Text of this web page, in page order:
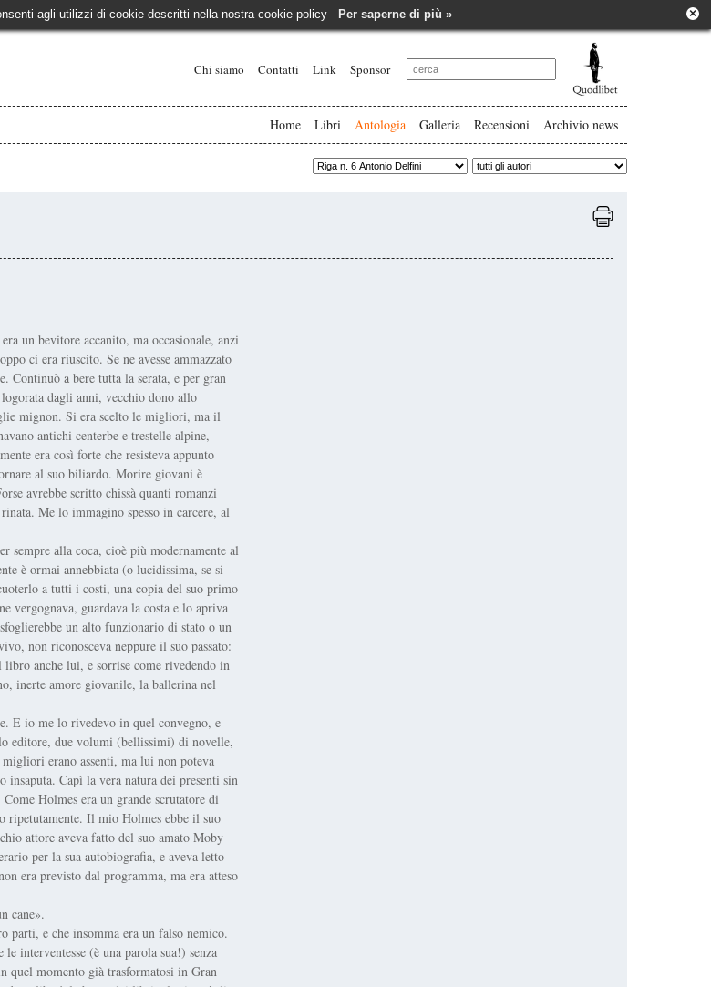
agli utilizzi di cookie descritti nella nostra cookie policy Per saperne di più » ×
Chi siamo Contatti Link Sponsor
Home Libri Antologia Galleria Recensioni Archivio news
un bevitore accanito, ma occasionale, anzi
ci era riuscito. Se ne avesse ammazzato
Continuò a bere tutta la serata, e per gran
dagli anni, vecchio dono allo
mignon. Si era scelto le migliori, ma il
antichi centerbe e trestelle alpine,
era così forte che resisteva appunto
al suo biliardo. Morire giovani è
avrebbe scritto chissà quanti romanzi
Me lo immagino spesso in carcere, al
sempre alla coca, cioè più modernamente al
è ormai annebbiata (o lucidissima, se si
a tutti i costi, una copia del suo primo
vergognava, guardava la costa e lo apriva
un alto funzionario di stato o un
non riconosceva neppure il suo passato:
anche lui, e sorrise come rivedendo in
inerte amore giovanile, la ballerina nel
E io me lo rivedevo in quel convegno, e
editore, due volumi (bellissimi) di novelle,
erano assenti, ma lui non poteva
Capì la vera natura dei presenti sin
Holmes era un grande scrutatore di
ripetutamente. Il mio Holmes ebbe il suo
attore aveva fatto del suo amato Moby
per la sua autobiografia, e aveva letto
era previsto dal programma, ma era atteso
cane».
parti, e che insomma era un falso nemico.
interventesse (è una parola sua!) senza
momento già trasformatosi in Gran